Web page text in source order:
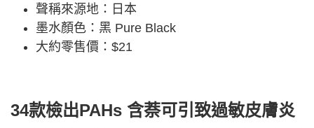
聲稱來源地：日本
墨水顏色：黑 Pure Black
大約零售價：$21
34款檢出PAHs 含萘可引致過敏皮膚炎